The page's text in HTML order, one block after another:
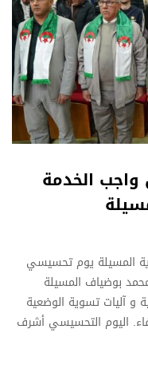
الخدمة
المسيلة يوم تحسيسي
بوضياف المسيلة
و آليات تسوية الوضعية
اليوم التحسيسي أشرف